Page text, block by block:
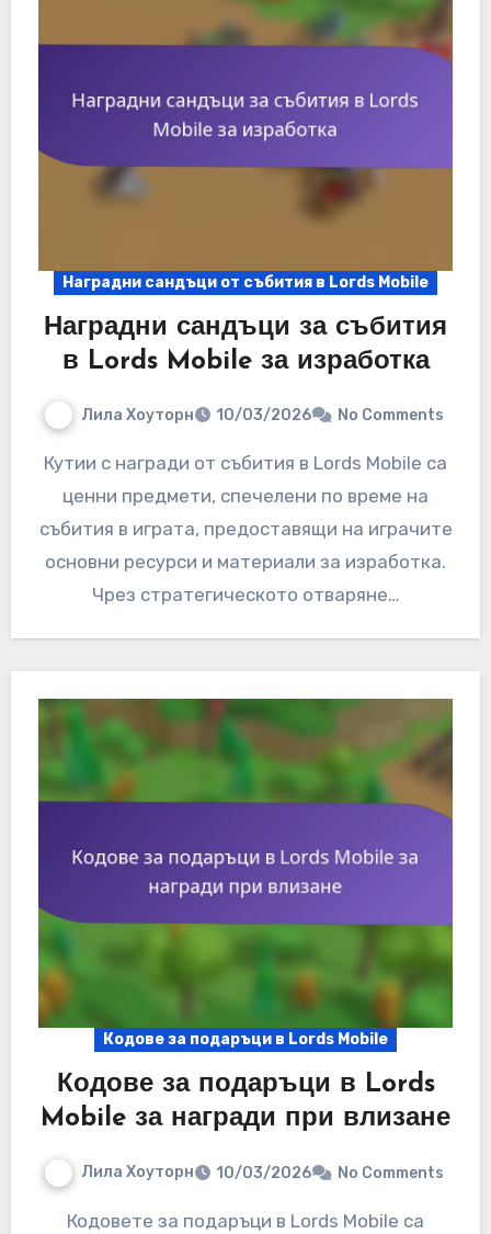
Наградни сандъци от събития в Lords Mobile
Наградни сандъци за събития
в Lords Mobile за изработка
Лила Хоуторн 10/03/2026 No Comments
Кутии с награди от събития в Lords Mobile са
ценни предмети, спечелени по време на
събития в играта, предоставящи на играчите
основни ресурси и материали за изработка.
Чрез стратегическото отваряне…
Кодове за подаръци в Lords Mobile
Кодове за подаръци в Lords
Mobile за награди при влизане
Лила Хоуторн 10/03/2026 No Comments
Кодовете за подаръци в Lords Mobile са